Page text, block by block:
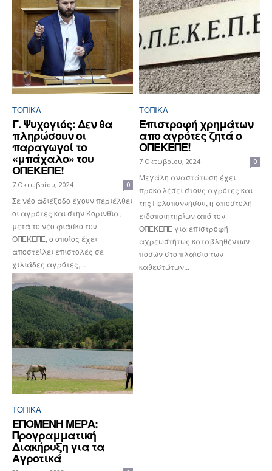
ΤΟΠΙΚΑ
Γ. Ψυχογιός: Δεν θα
πληρώσουν οι
παραγωγοί το
«μπάχαλο» του
ΟΠΕΚΕΠΕ!
7 Οκτωβρίου, 2024 0
Σε νέο αδιέξοδο έχουν περιέλθει
οι αγρότες και στην Κορινθία,
μετά το νέο φιάσκο του
ΟΠΕΚΕΠΕ, ο οποίος έχει
αποστείλει επιστολές σε
χιλιάδες αγρότες,...
ΤΟΠΙΚΑ
Επιστροφή χρημάτων
απο αγρότες ζητά ο
ΟΠΕΚΕΠΕ!
7 Οκτωβρίου, 2024 0
Μεγάλη αναστάτωση έχει
προκαλέσει στους αγρότες και
της Πελοποννήσου, η αποστολή
ειδοποιητηρίων από τον
ΟΠΕΚΕΠΕ για επιστροφή
αχρεωστήτως καταβληθέντων
ποσών στο πλαίσιο των
καθεστώτων...
ΤΟΠΙΚΑ
ΕΠΟΜΕΝΗ ΜΕΡΑ:
Προγραμματική
Διακήρυξη για τα
Αγροτικά